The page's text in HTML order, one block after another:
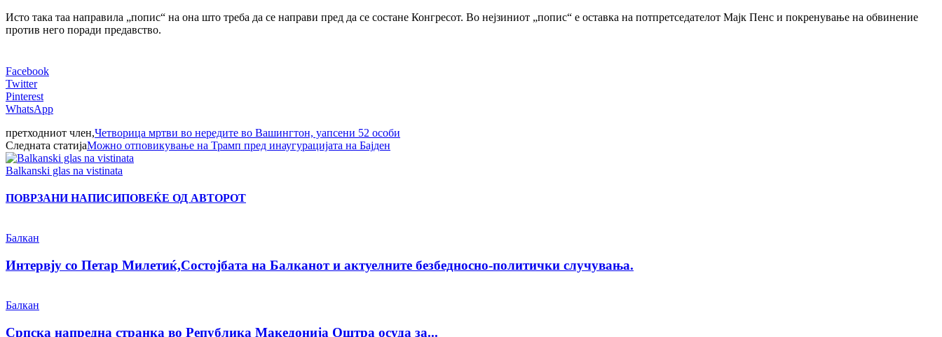
Исто така таа направила „попис“ на она што треба да се направи пред да се состане Конгресот. Во нејзиниот „попис“ е оставка на потпретседателот Мајк Пенс и покренување на обвинение
против него поради предавство.
Facebook
Twitter
Pinterest
WhatsApp
претходниот член,Четворица мртви во нередите во Вашингтон, уапсени 52 особи
Следната статијаМожно отповикување на Трамп пред инаугурацијата на Бајден
Balkanski glas na vistinata
ПОВРЗАНИ НАПИСИПОВЕЌЕ ОД АВТОРОТ
Балкан
Интервју со Петар Милетиќ,Состојбата на Балканот и актуелните безбедносно-политички случувања.
Балкан
Српска напредна странка во Република Македонија Оштра осуда за...